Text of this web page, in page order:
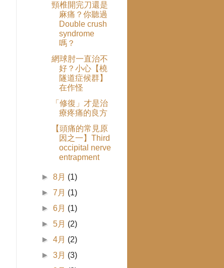
頸椎開完刀還是
麻痛？你聽過
Double crush
syndrome
嗎？
網球肘一直治不
好？小心【橈
隧道症候群】
在作怪
「修復」才是治
療疼痛的良方
【頭痛的常見原
因之一】Third
occipital nerve
entrapment
►8月 (1)
►7月 (1)
►6月 (1)
►5月 (2)
►4月 (2)
►3月 (3)